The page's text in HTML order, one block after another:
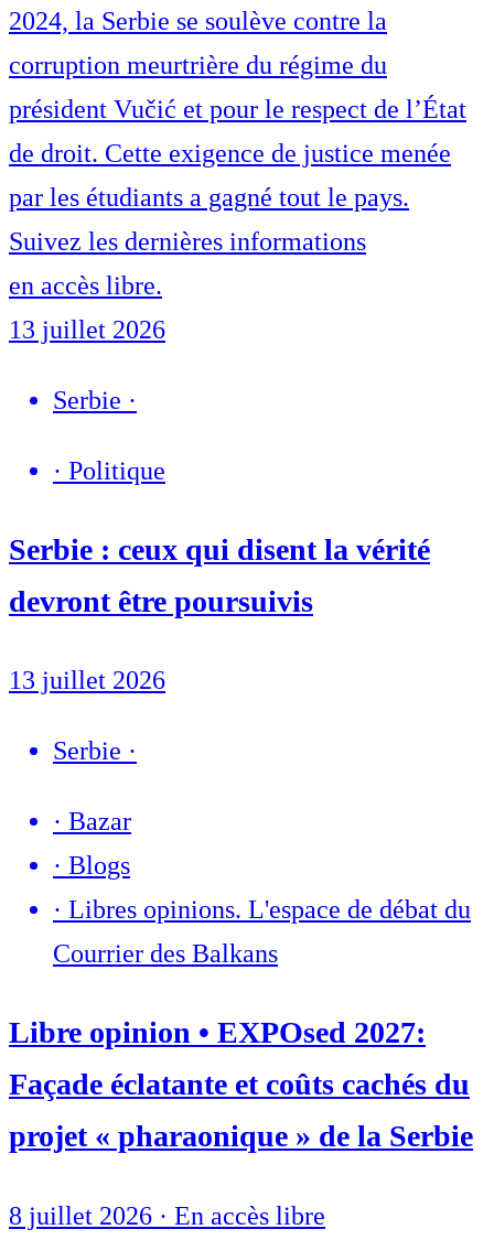
2024, la Serbie se soulève contre la
corruption meurtrière du régime du
président Vučić et pour le respect de l’État
de droit. Cette exigence de justice menée
par les étudiants a gagné tout le pays.
Suivez les dernières informations
en accès libre.
13 juillet 2026
Serbie ·
· Politique
Serbie : ceux qui disent la vérité
devront être poursuivis
13 juillet 2026
Serbie ·
· Bazar
· Blogs
· Libres opinions. L'espace de débat du
Courrier des Balkans
Libre opinion • EXPOsed 2027:
Façade éclatante et coûts cachés du
projet « pharaonique » de la Serbie
8 juillet 2026 · En accès libre